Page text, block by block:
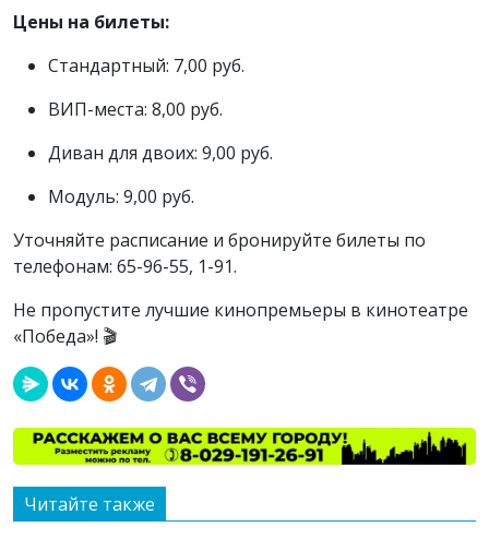
Цены на билеты:
Стандартный: 7,00 руб.
ВИП-места: 8,00 руб.
Диван для двоих: 9,00 руб.
Модуль: 9,00 руб.
Уточняйте расписание и бронируйте билеты по
телефонам: 65-96-55, 1-91.
Не пропустите лучшие кинопремьеры в кинотеатре
«Победа»! 🎬
Читайте также